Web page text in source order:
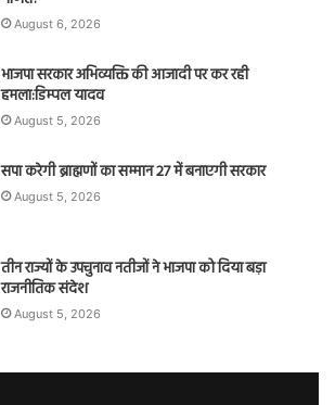
August 6, 2026
भाजपा सरकार अभिव्यक्ति की आजादी पर कर रही
हमला:डिम्पल यादव
August 5, 2026
सपा करेगी ब्राह्मणों का सम्मान 27 में बनाएगी सरकार
August 5, 2026
तीन राज्यों के उपचुनाव नतीजों ने भाजपा को दिया बड़ा
राजनीतिक संदेश
August 5, 2026